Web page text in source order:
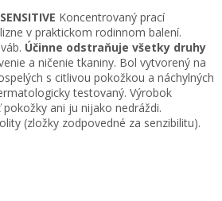
SENSITIVE Koncentrovaný prací
v praktickom rodinnom balení.
Účinne odstraňuje všetky druhy
a ničenie tkaniny. Bol vytvorený na
s citlivou pokožkou a náchylných
testovaný. Výrobok
ani ju nijako nedráždi.
(zložky zodpovedné za senzibilitu).